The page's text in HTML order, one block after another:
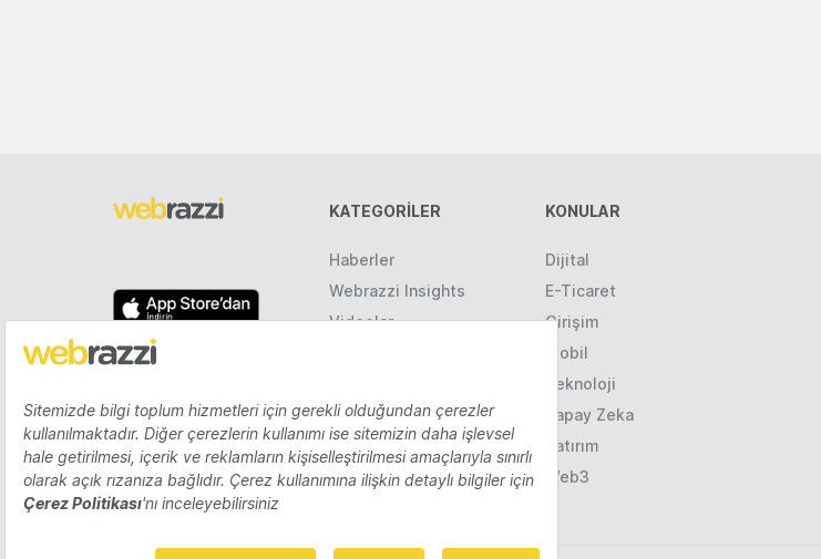
KATEGORILER
Haberler
Webrazzi Insights
Videolar
KONULAR
Dijital
E-Ticaret
Girişim
Mobil
Teknoloji
Yapay Zeka
Yatırım
Web3